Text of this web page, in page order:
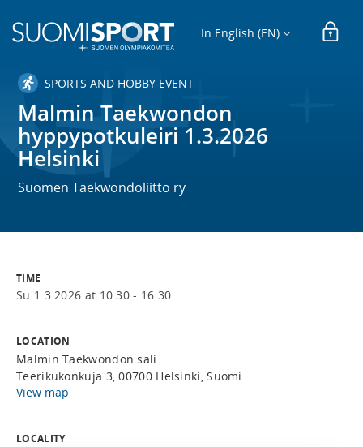
In English (EN)
SPORTS AND HOBBY EVENT
Malmin Taekwondon
hyppypotkuleiri 1.3.2026
Helsinki
Suomen Taekwondoliitto ry
TIME
Su 1.3.2026 at 10:30 - 16:30
LOCATION
Malmin Taekwondon sali
Teerikukonkuja 3, 00700 Helsinki, Suomi
View map
LOCALITY